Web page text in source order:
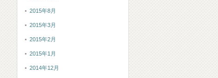
2015年8月
2015年3月
2015年2月
2015年1月
2014年12月